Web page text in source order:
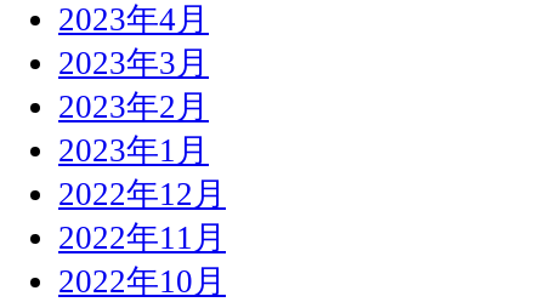
2023年4月
2023年3月
2023年2月
2023年1月
2022年12月
2022年11月
2022年10月